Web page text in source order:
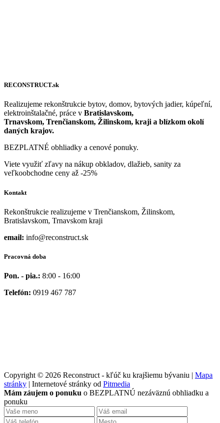
RECONSTRUCT.sk
Realizujeme rekonštrukcie bytov, domov, bytových jadier, kúpeľní,
elektroinštalačné, práce v Bratislavskom,
Trnavskom, Trenčianskom, Žilinskom, kraji a blízkom okolí
daných krajov.
BEZPLATNÉ obhliadky a cenové ponuky.
Viete využiť zľavy na nákup obkladov, dlažieb, sanity za
veľkoobchodne ceny až -25%
Kontakt
Rekonštrukcie realizujeme v Trenčianskom, Žilinskom,
Bratislavskom, Trnavskom kraji
email: info@reconstruct.sk
Pracovná doba
Pon. - pia.: 8:00 - 16:00
Telefón: 0919 467 787
Copyright © 2026 Reconstruct - kľúč ku krajšiemu bývaniu | Mapa
stránky | Internetové stránky od Pitmedia
Mám záujem o ponuku o BEZPLATNÚ nezáväznú obhliadku a
ponuku